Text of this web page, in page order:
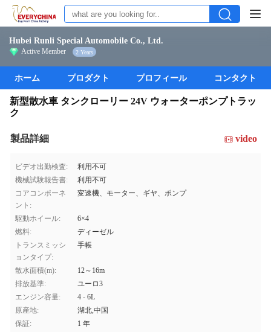
Hubei Runli Special Automobile Co., Ltd.
Active Member 2 Years
ホーム プロダクト プロフィール コンタクト
新型散水車 タンクローリー 24V ウォーターポンプトラッ
ク
製品詳細 video
ビデオ出勤検査:
利用不可
機械試験報告書:
利用不可
コアコンポーネ
ント:
変速機、モーター、ギヤ、ポンプ
駆動ホイール:
6×4
燃料:
ディーゼル
トランスミッシ
ョンタイプ:
手帳
散水面積(m):
12～16m
排放基準:
ユーロ3
エンジン容量:
4 - 6L
原産地:
湖北,中国
保証:
1 年